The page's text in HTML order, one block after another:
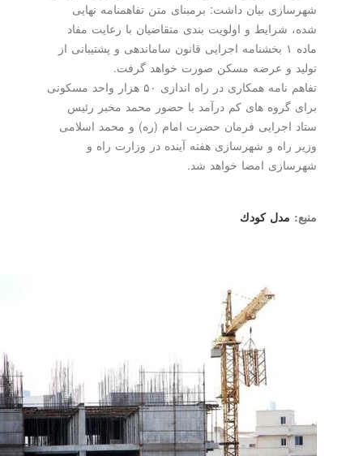
شهرسازی بیان داشت: برمبنای متن تفاهمنامه نهایی
شده، شرایط و اولویت بندی متقاضیان با رعایت مفاد
ماده ۱ بخشنامه اجرایی قانون ساماندهی و پشتیبانی از
تولید و عرضه مسكن صورت خواهد گرفت.
تفاهم نامه همكاری در راه اندازی ۵۰ هزار واحد مسكونی
برای گروه های كم درآمد با حضور محمد مخبر رئیس
ستاد اجرایی فرمان حضرت امام (ره) و محمد اسلامی
وزیر راه و شهرسازی هفته آینده در وزارت راه و
شهرسازی امضا خواهد شد.
مدل كودك